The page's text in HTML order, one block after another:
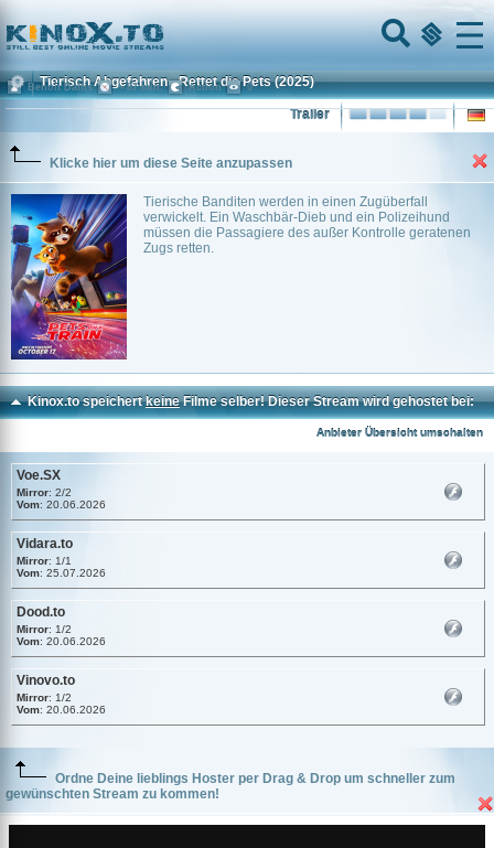
Home
Menu
Tierisch Abgefahren - Rettet die Pets (2025)
Trailer
Klicke hier um diese Seite anzupassen
Tierische Banditen werden in einen Zugüberfall
verwickelt. Ein Waschbär-Dieb und ein Polizeihund
müssen die Passagiere des außer Kontrolle geratenen
Zugs retten.
Benoît Daffis ~ 87 min. Action 0
Kinox.to speichertkeineFilme selber! Dieser Stream wird gehostet bei:
Anbieter Übersicht umschalten
Voe.SX
Mirror: 2/2
Vom: 20.06.2026
Vidara.to
Mirror: 1/1
Vom: 25.07.2026
Dood.to
Mirror: 1/2
Vom: 20.06.2026
Vinovo.to
Mirror: 1/2
Vom: 20.06.2026
Ordne Deine lieblings Hoster per Drag & Drop um schneller zum
gewünschten Stream zu kommen!